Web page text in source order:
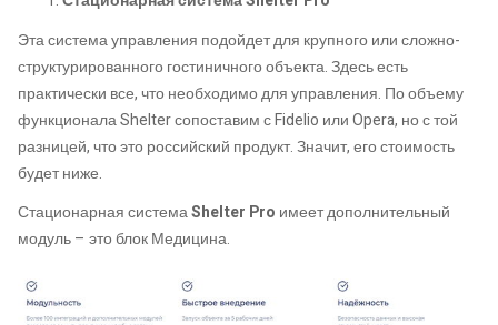
Эта система управления подойдет для крупного или сложно-
структурированного гостиничного объекта. Здесь есть
практически все, что необходимо для управления. По объему
функционала Shelter сопоставим с Fidelio или Opera, но с той
разницей, что это российский продукт. Значит, его стоимость
будет ниже.
Стационарная системаShelter Pro имеет дополнительный
модуль – это блок Медицина.